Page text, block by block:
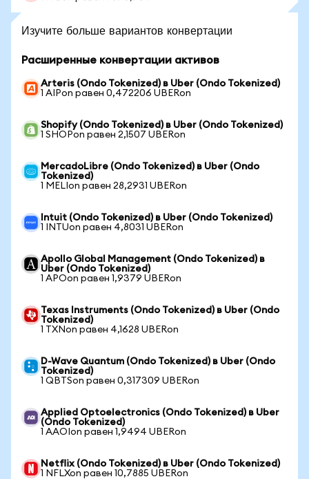
Изучите больше вариантов конвертации
Расширенные конвертации активов
Arteris (Ondo Tokenized) в Uber (Ondo Tokenized)
1 AIPon равен 0,472206 UBERon
Shopify (Ondo Tokenized) в Uber (Ondo Tokenized)
1 SHOPon равен 2,1507 UBERon
MercadoLibre (Ondo Tokenized) в Uber (Ondo
Tokenized)
1 MELIon равен 28,2931 UBERon
Intuit (Ondo Tokenized) в Uber (Ondo Tokenized)
1 INTUon равен 4,8031 UBERon
Apollo Global Management (Ondo Tokenized) в
Uber (Ondo Tokenized)
1 APOon равен 1,9379 UBERon
Texas Instruments (Ondo Tokenized) в Uber (Ondo
Tokenized)
1 TXNon равен 4,1628 UBERon
D-Wave Quantum (Ondo Tokenized) в Uber (Ondo
Tokenized)
1 QBTSon равен 0,317309 UBERon
Applied Optoelectronics (Ondo Tokenized) в Uber
(Ondo Tokenized)
1 AAOIon равен 1,9494 UBERon
Netflix (Ondo Tokenized) в Uber (Ondo Tokenized)
1 NFLXon равен 10,7885 UBERon